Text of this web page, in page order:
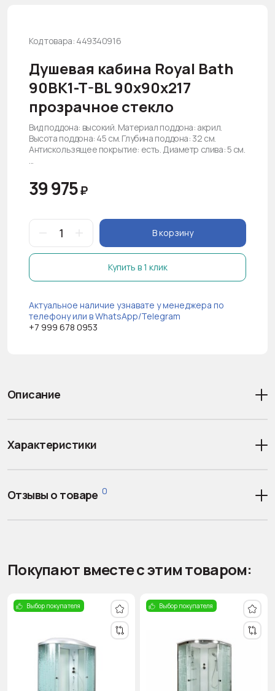
Код товара: 449340916
Душевая кабина Royal Bath
90BK1-T-BL 90х90х217
прозрачное стекло
Вид поддона: высокий. Материал поддона: акрил.
Высота поддона: 45 см. Глубина поддона: 32 см.
Антискользящее покрытие: есть. Диаметр слива: 5 см.
...
39 975₽
В корзину
Купить в 1 клик
Актуальное наличие узнавате у менеджера по
телефону или в WhatsApp/Telegram
+7 999 678 0953
Описание
Характеристики
Отзывы о товаре 0
Покупают вместе с этим товаром:
Выбор покупателя Выбор покупателя